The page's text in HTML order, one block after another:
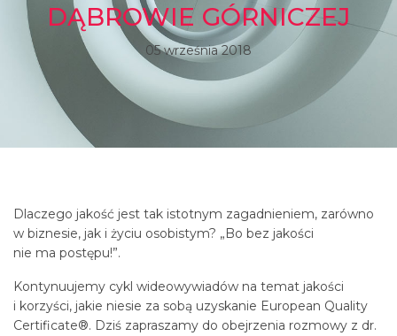
DĄBROWIE GÓRNICZEJ
05 września 2018
Dlaczego jakość jest tak istotnym zagadnieniem, zarówno
w biznesie, jak i życiu osobistym? „Bo bez jakości
nie ma postępu!”.
Kontynuujemy cykl wideowywiadów na temat jakości
i korzyści, jakie niesie za sobą uzyskanie European Quality
Certificate®. Dziś zapraszamy do obejrzenia rozmowy z dr.